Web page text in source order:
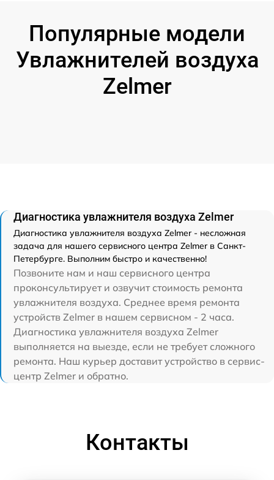
Популярные модели
Увлажнителей воздуха
Zelmer
Диагностика увлажнителя воздуха Zelmer
Диагностика увлажнителя воздуха Zelmer - несложная
задача для нашего сервисного центра Zelmer в Санкт-
Петербурге. Выполним быстро и качественно!
Позвоните нам и наш сервисного центра
проконсультирует и озвучит стоимость ремонта
увлажнителя воздуха. Среднее время ремонта
устройств Zelmer в нашем сервисном - 2 часа.
Диагностика увлажнителя воздуха Zelmer
выполняется на выезде, если не требует сложного
ремонта. Наш курьер доставит устройство в сервис-
центр Zelmer и обратно.
Контакты